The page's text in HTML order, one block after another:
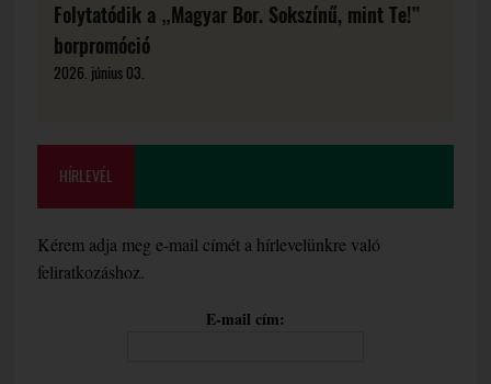
Folytatódik a „Magyar Bor. Sokszínű, mint Te!”
borpromóció
2026. június 03.
HÍRLEVÉL
Kérem adja meg e-mail címét a hírlevelünkre való
feliratkozáshoz.
E-mail cím: